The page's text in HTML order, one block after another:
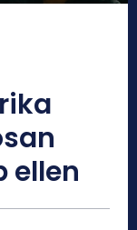
ellen